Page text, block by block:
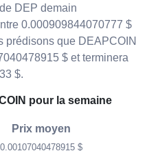
DEP demain
0.000909844070777 $
prédisons que DEAPCOIN
$ et terminera
$.
pour la semaine
Prix moyen
0.00107040478915 $